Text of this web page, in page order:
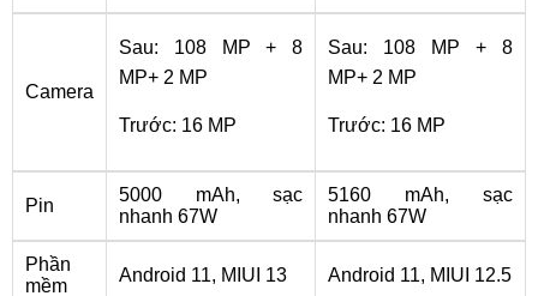
Camera
Sau: 108 MP + 8
MP+ 2 MP
Trước: 16 MP
Sau: 108 MP + 8
MP+ 2 MP
Trước: 16 MP
Pin
5000 mAh, sạc
nhanh 67W
5160 mAh, sạc
nhanh 67W
Phần
mềm
Android 11, MIUI 13 Android 11, MIUI 12.5